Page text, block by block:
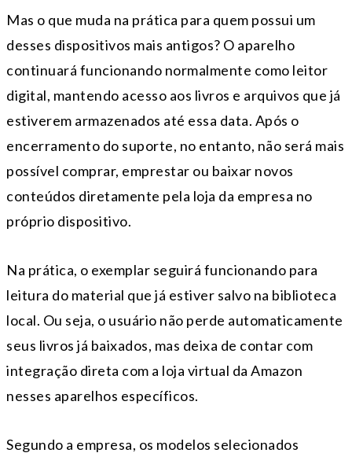
Mas o que muda na prática para quem possui um
desses dispositivos mais antigos? O aparelho
continuará funcionando normalmente como leitor
digital, mantendo acesso aos livros e arquivos que já
estiverem armazenados até essa data. Após o
encerramento do suporte, no entanto, não será mais
possível comprar, emprestar ou baixar novos
conteúdos diretamente pela loja da empresa no
próprio dispositivo.
Na prática, o exemplar seguirá funcionando para
leitura do material que já estiver salvo na biblioteca
local. Ou seja, o usuário não perde automaticamente
seus livros já baixados, mas deixa de contar com
integração direta com a loja virtual da Amazon
nesses aparelhos específicos.
Segundo a empresa, os modelos selecionados